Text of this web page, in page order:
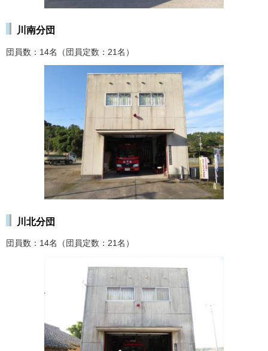
川南分団
団員数：14名（団員定数：21名）
川北分団
団員数：14名（団員定数：21名）